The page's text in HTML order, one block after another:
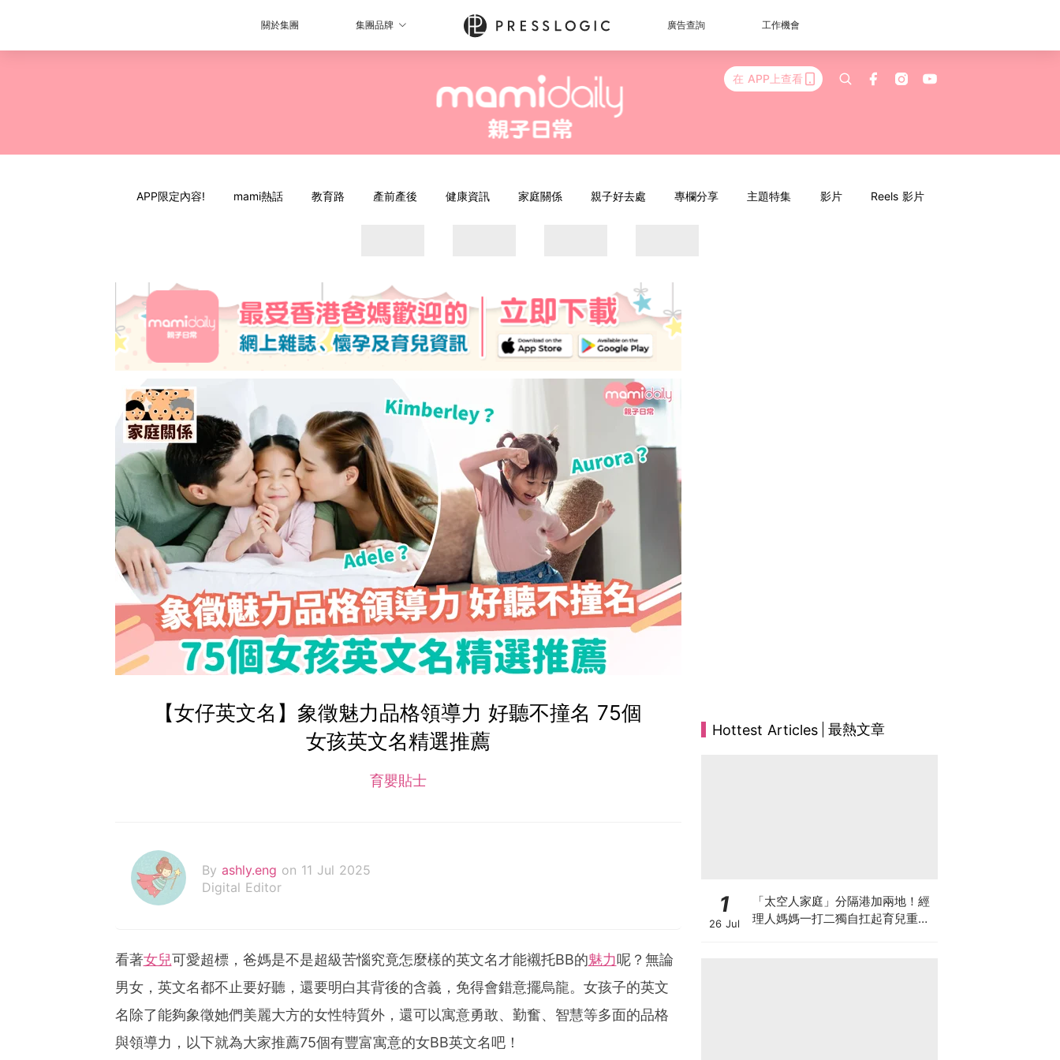
關於集團 集團品牌 廣告查詢 工作機會
在 APP上查看
APP限定內容! mami熱話 教育路 產前產後 健康資訊 家庭關係 親子好去處 專欄分享 主題特集 影片 Reels 影片
【女仔英文名】象徵魅力品格領導力 好聽不撞名 75個
女孩英文名精選推薦
育嬰貼士
By ashly.eng on 11 Jul 2025
Digital Editor
看著女兒可愛超標，爸媽是不是超級苦惱究竟怎麼樣的英文名才能襯托BB的魅力呢？無論
男女，英文名都不止要好聽，還要明白其背後的含義，免得會錯意擺烏龍。女孩子的英文
名除了能夠象徵她們美麗大方的女性特質外，還可以寓意勇敢、勤奮、智慧等多面的品格
與領導力，以下就為大家推薦75個有豐富寓意的女BB英文名吧！
Hottest Articles 最熱文章
1
26 Jul
「太空人家庭」分隔港加兩地！經
理人媽媽一打二獨自扛起育兒重